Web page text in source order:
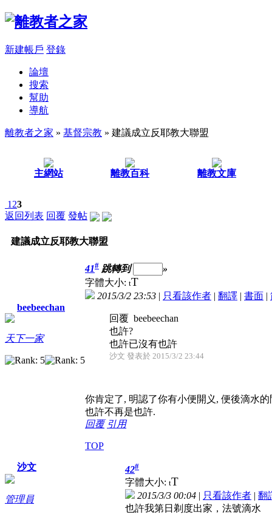
新建帳戶 登錄
論壇
搜索
幫助
導航
離教者之家 » 基督宗教 » 建議成立反耶教大聯盟
主網站 離教百科 離教文庫
1 23
返回列表 回覆 發帖
建議成立反耶教大聯盟
beebeechan
天下一家
41# 跳轉到
»
字體大小: tT
2015/3/2 23:53 | 只看該作者 | 翻譯 | 書面 |
回覆 beebeechan
也許?
也許已沒有也許
沙文 發表於 2015/3/2 23:44
你肯定了, 明認了你有小便開义, 便後滴水的
也許不再是也許.
回覆 引用
TOP
沙文
管理員
42#
字體大小: tT
2015/3/3 00:04 | 只看該作者 | 翻
也許我第日剃度出家，法號滴水